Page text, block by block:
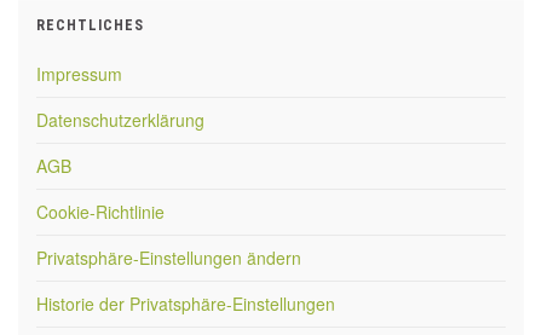
RECHTLICHES
Impressum
Datenschutzerklärung
AGB
Cookie-Richtlinie
Privatsphäre-Einstellungen ändern
Historie der Privatsphäre-Einstellungen